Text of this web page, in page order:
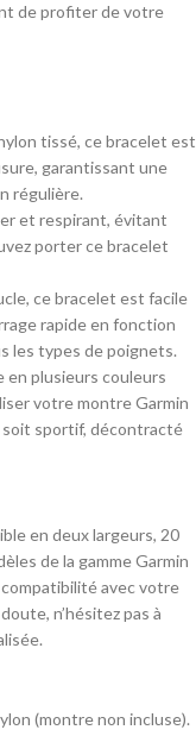
de profiter de votre
tissé, ce bracelet est
garantissant une
régulière.
et respirant, évitant
porter ce bracelet
ce bracelet est facile
rapide en fonction
les types de poignets.
en plusieurs couleurs
votre montre Garmin
soit sportif, décontracté
en deux largeurs, 20
de la gamme Garmin
avec votre
n’hésitez pas à
(montre non incluse).